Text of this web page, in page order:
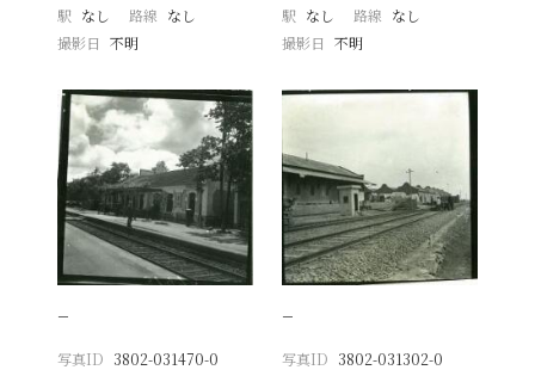
駅 なし 路線 なし
撮影日
不明
駅 なし 路線 なし
撮影日 不明
−
写真ID 3802-031470-0
−
写真ID 3802-031302-0